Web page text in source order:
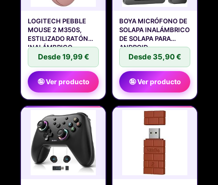
LOGITECH PEBBLE
MOUSE 2 M350S,
ESTILIZADO RATÓN
INALÁMBRICO
Desde 19,99 €
🤪 Ver producto
BOYA MICRÓFONO DE
SOLAPA INALÁMBRICO
DE SOLAPA PARA
ANDROID
Desde 35,90 €
🤪 Ver producto